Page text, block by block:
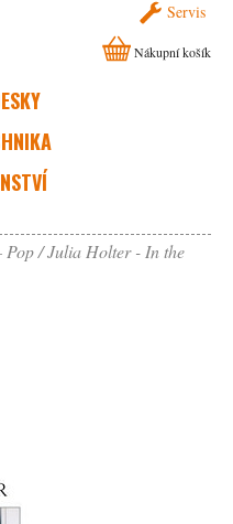
Servis
Nákupní košík
Pop Julia Holter - In the